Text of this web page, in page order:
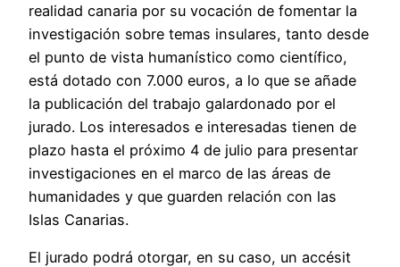
realidad canaria por su vocación de fomentar la
investigación sobre temas insulares, tanto desde
el punto de vista humanístico como científico,
está dotado con 7.000 euros, a lo que se añade
la publicación del trabajo galardonado por el
jurado. Los interesados e interesadas tienen de
plazo hasta el próximo 4 de julio para presentar
investigaciones en el marco de las áreas de
humanidades y que guarden relación con las
Islas Canarias.
El jurado podrá otorgar, en su caso, un accésit